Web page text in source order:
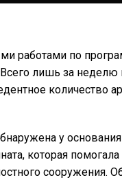
работами по
лишь за неделю
количество
у
которая
сооружения.